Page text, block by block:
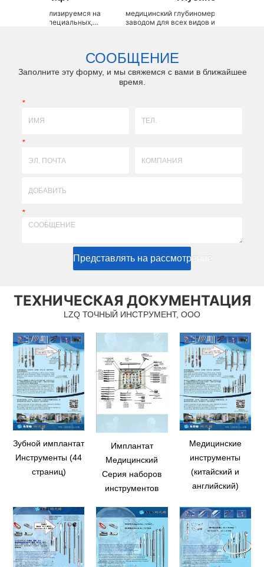
на
медицинский глубиномер LZQ является OEM-
заводом для всех видов измерителей глубины
остеотомии, рентгенографический комплек...
СООБЩЕНИЕ
Заполните эту форму, и мы свяжемся с вами в ближайшее
время.
*
*
*
Представлять на рассмотрение
ТЕХНИЧЕСКАЯ ДОКУМЕНТАЦИЯ
LZQ ТОЧНЫЙ ИНСТРУМЕНТ, ООО
Зубной имплантат
Инструменты (44
страниц)
Имплантат
Медицинский
Серия наборов
инструментов
Медицинские
инструменты
(китайский и
английский)